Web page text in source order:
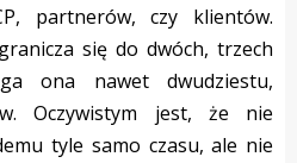
partnerów, czy klientów.
się do dwóch, trzech
ona nawet dwudziestu,
Oczywistym jest, że nie
tyle samo czasu, ale nie